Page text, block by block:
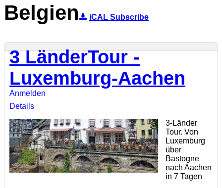
Belgien iCAL Subscribe
3 LänderTour -
Luxemburg-Aachen
Anmelden
Details
3-Länder
Tour. Von
Luxemburg
über
Bastogne
nach Aachen
in 7 Tagen